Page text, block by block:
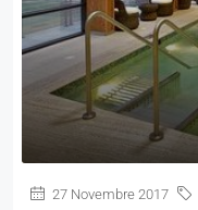
27 Novembre 2017